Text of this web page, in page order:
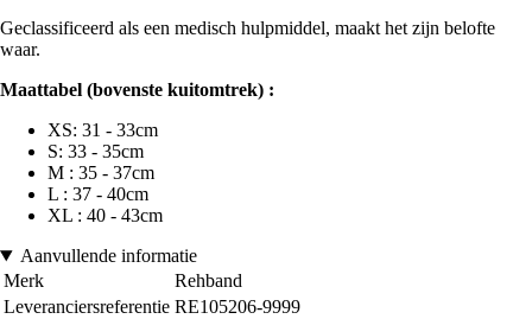
Geclassificeerd als een medisch hulpmiddel, maakt het zijn belofte
waar.
Maattabel (bovenste kuitomtrek) :
XS: 31 - 33cm
S: 33 - 35cm
M : 35 - 37cm
L : 37 - 40cm
XL : 40 - 43cm
Aanvullende informatie
Merk
Rehband
Leveranciersreferentie RE105206-9999